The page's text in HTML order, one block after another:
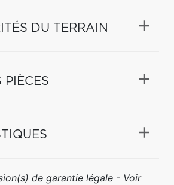
DU TERRAIN
PIÈCES
de garantie légale - Voir